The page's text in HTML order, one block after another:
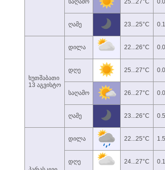
საღამო 25...27°C
ღამე 23...25°C
ხუთშაბათი
13 აგვისტო
დილა 22...26°C
დღე 25...27°C
საღამო 26...27°C
ღამე 23...26°C
დილა 22...25°C
დღე 24...27°C